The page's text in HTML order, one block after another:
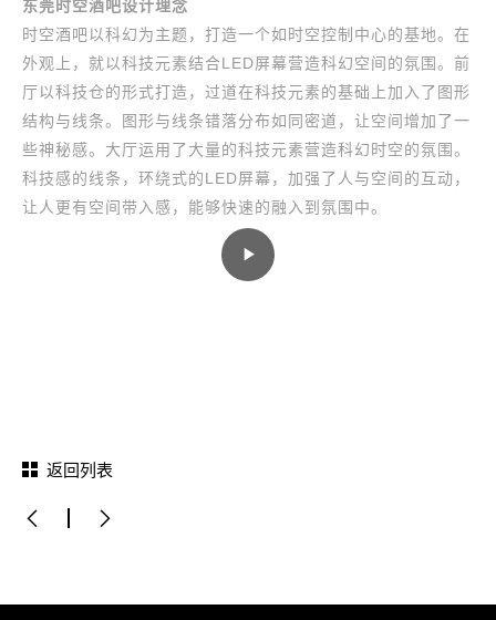
东莞时空酒吧设计理念
时空酒吧以科幻为主题，打造一个如时空控制中心的基地。在
外观上，就以科技元素结合LED屏幕营造科幻空间的氛围。前
厅以科技仓的形式打造，过道在科技元素的基础上加入了图形
结构与线条。图形与线条错落分布如同密道，让空间增加了一
些神秘感。大厅运用了大量的科技元素营造科幻时空的氛围。
科技感的线条，环绕式的LED屏幕，加强了人与空间的互动，
让人更有空间带入感，能够快速的融入到氛围中。
返回列表